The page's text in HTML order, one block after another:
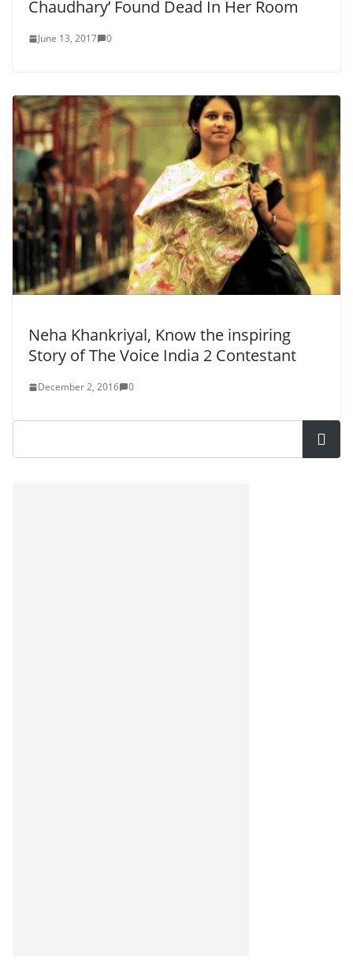
Chaudhary’ Found Dead In Her Room
June 13, 2017 0
Neha Khankriyal, Know the inspiring
Story of The Voice India 2 Contestant
December 2, 2016 0